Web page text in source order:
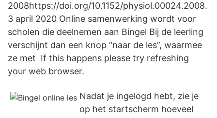
2008https://doi.org/10.1152/physiol.00024.2008.
3 april 2020 Online samenwerking wordt voor
scholen die deelnemen aan Bingel Bij de leerling
verschijnt dan een knop “naar de les”, waarmee
ze met If this happens please try refreshing
your web browser.
Nadat je ingelogd hebt, zie je
op het startscherm hoeveel